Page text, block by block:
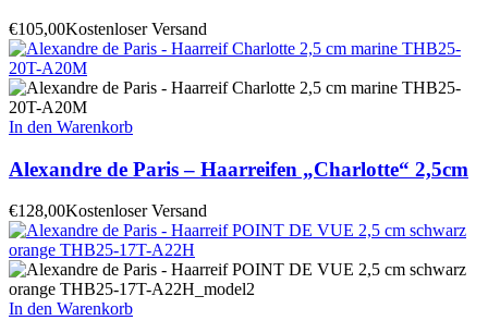
€105,00Kostenloser Versand
In den Warenkorb
Alexandre de Paris – Haarreifen „Charlotte“ 2,5cm
€128,00Kostenloser Versand
In den Warenkorb